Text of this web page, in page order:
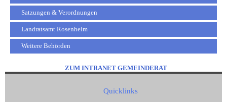
Satzungen & Verordnungen
Landratsamt Rosenheim
Weitere Behörden
ZUM INTRANET GEMEINDERAT
Quicklinks